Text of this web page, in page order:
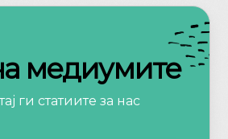
медиумите
ги статиите за нас